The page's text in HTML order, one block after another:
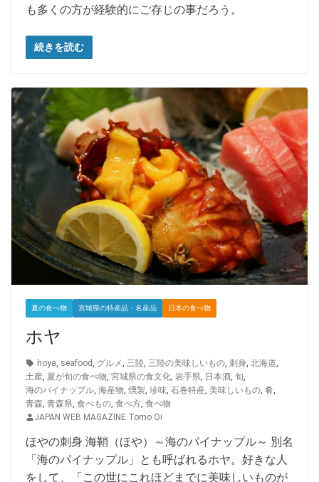
も多くの方が経験的にご存じの事だろう。
続きを読む
夏の食べ物 宮城県の特産品・名産品 日本の食べ物
ホヤ
hoya seafood グルメ 三陸 三陸の美味しいもの 刺身 北海道
土産 夏が旬の食べ物 宮城県の食文化 岩手県 日本酒 旬
海のパイナップル 海産物 燻製 珍味 石巻特産 美味しいもの 肴
青森 青森県 食べもの 食べ方 食べ物
JAPAN WEB MAGAZINE Tomo Oi
ほやの刺身 海鞘（ほや）～海のパイナップル～ 別名
「海のパイナップル」とも呼ばれるホヤ。好きな人
をして、「この世にこれほどまでに美味しいものが